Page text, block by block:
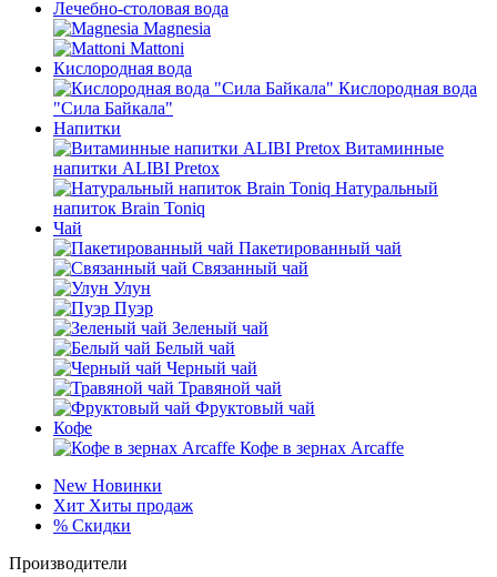
Лечебно-столовая вода
Magnesia
Mattoni
Кислородная вода
Кислородная вода
"Сила Байкала"
Напитки
Витаминные
напитки ALIBI Pretox
Натуральный
напиток Brain Toniq
Чай
Пакетированный чай
Связанный чай
Улун
Пуэр
Зеленый чай
Белый чай
Черный чай
Травяной чай
Фруктовый чай
Кофе
Кофе в зернах Arcaffe
New Новинки
Хит Хиты продаж
% Скидки
Производители